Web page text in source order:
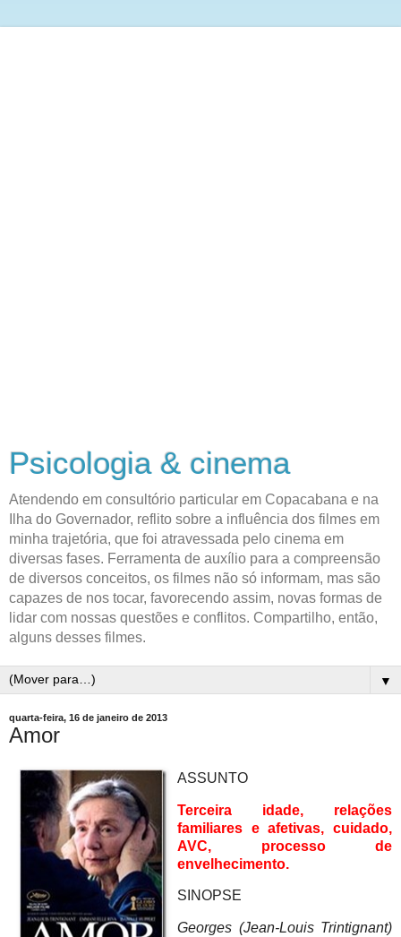
Psicologia & cinema
Atendendo em consultório particular em Copacabana e na
Ilha do Governador, reflito sobre a influência dos filmes em
minha trajetória, que foi atravessada pelo cinema em
diversas fases. Ferramenta de auxílio para a compreensão
de diversos conceitos, os filmes não só informam, mas são
capazes de nos tocar, favorecendo assim, novas formas de
lidar com nossas questões e conflitos. Compartilho, então,
alguns desses filmes.
▼
quarta-feira, 16 de janeiro de 2013
Amor
ASSUNTO
Terceira idade, relações
familiares e afetivas, cuidado,
AVC, processo de
envelhecimento.
SINOPSE
Georges (Jean-Louis Trintignant)